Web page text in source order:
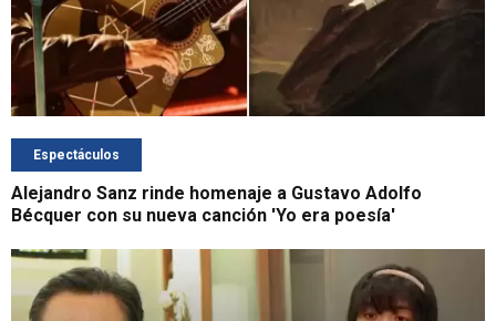
Espectáculos
Alejandro Sanz rinde homenaje a Gustavo Adolfo
Bécquer con su nueva canción 'Yo era poesía'